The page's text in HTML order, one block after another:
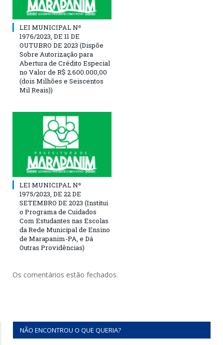
LEI MUNICIPAL Nº
1976/2023, DE 11 DE
OUTUBRO DE 2023 (Dispõe
Sobre Autorização para
Abertura de Crédito Especial
no Valor de R$ 2.600.000,00
(dois Milhões e Seiscentos
Mil Reais))
LEI MUNICIPAL Nº
1975/2023, DE 22 DE
SETEMBRO DE 2023 (Institui
o Programa de Cuidados
Com Estudantes nas Escolas
da Rede Municipal de Ensino
de Marapanim-PA, e Dá
Outras Providências)
Os comentários estão fechados.
NÃO ENCONTROU O QUE QUERIA?